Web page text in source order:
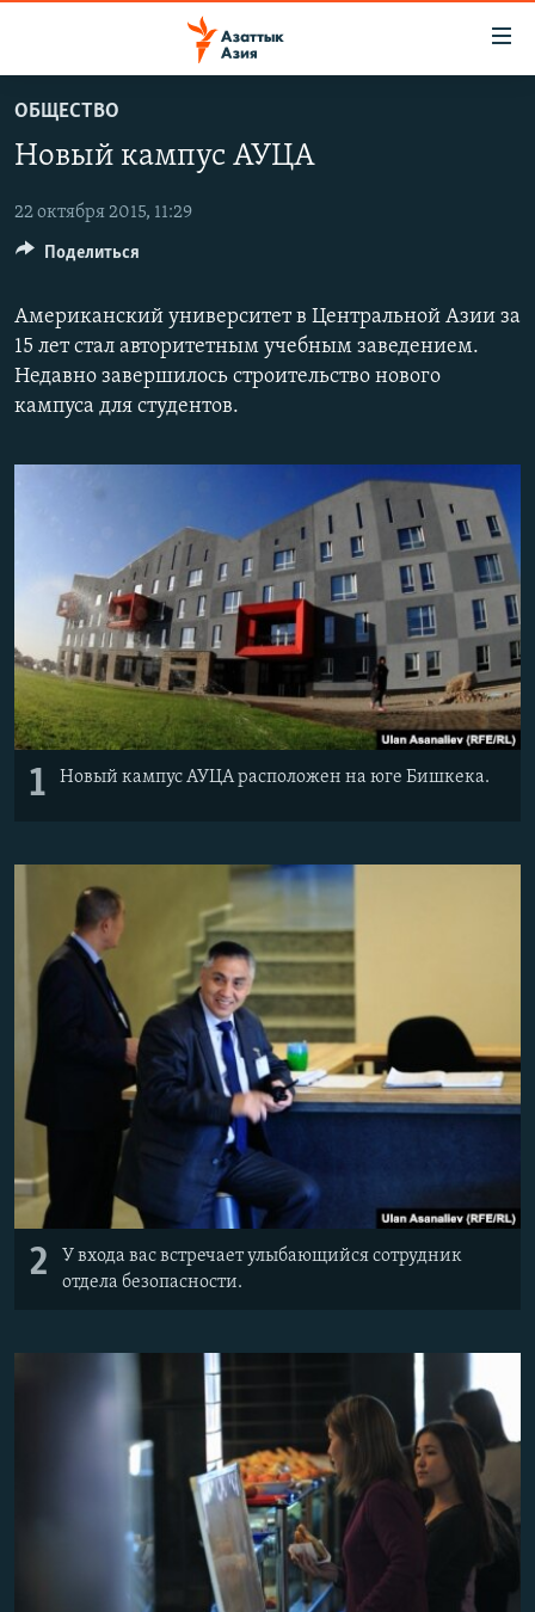
основному
Вернутся
навигации
Вернутся
поиску
ЦЕНТРАЛЬНАЯ АЗИЯ
КАЗАХСТАН
КЫРГЫЗСТАН
УЗБЕКИСТАН
НОВОСТИ
ВОЙНА В УКРАИНЕ
НА ДРУГИХ ЯЗЫКАХ
КЫРГЫЗЧА
ЎЗБЕКЧА
ПОДПИШИТЕСЬ НА НАС В СОЦСЕТЯХ
ОБЩЕСТВО
Новый кампус АУЦА
22 октября 2015, 11:29
Американский университет в Центральной Азии за
15 лет стал авторитетным учебным заведением.
Недавно завершилось строительство нового
кампуса для студентов.
1 Новый кампус АУЦА расположен на юге Бишкека.
2
У входа вас встречает улыбающийся сотрудник
отдела безопасности.
Поделиться